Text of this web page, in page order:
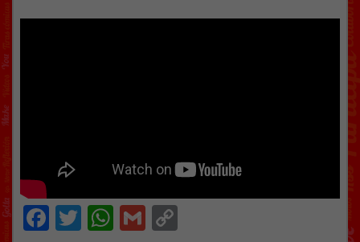
Facebook
Twitter
WhatsApp
Gmail